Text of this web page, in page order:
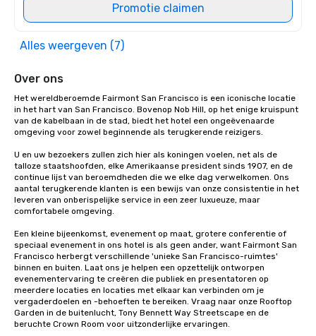
Promotie claimen
Alles weergeven (7)
Over ons
Het wereldberoemde Fairmont San Francisco is een iconische locatie
in het hart van San Francisco. Bovenop Nob Hill, op het enige kruispunt
van de kabelbaan in de stad, biedt het hotel een ongeëvenaarde
omgeving voor zowel beginnende als terugkerende reizigers.
U en uw bezoekers zullen zich hier als koningen voelen, net als de
talloze staatshoofden, elke Amerikaanse president sinds 1907, en de
continue lijst van beroemdheden die we elke dag verwelkomen. Ons
aantal terugkerende klanten is een bewijs van onze consistentie in het
leveren van onberispelijke service in een zeer luxueuze, maar
comfortabele omgeving.
Een kleine bijeenkomst, evenement op maat, grotere conferentie of
speciaal evenement in ons hotel is als geen ander, want Fairmont San
Francisco herbergt verschillende 'unieke San Francisco-ruimtes'
binnen en buiten. Laat ons je helpen een opzettelijk ontworpen
evenementervaring te creëren die publiek en presentatoren op
meerdere locaties en locaties met elkaar kan verbinden om je
vergaderdoelen en -behoeften te bereiken. Vraag naar onze Rooftop
Garden in de buitenlucht, Tony Bennett Way Streetscape en de
beruchte Crown Room voor uitzonderlijke ervaringen.